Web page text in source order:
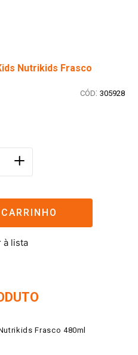
Nutrikids Frasco
: 305928
＋
Frasco 480ml